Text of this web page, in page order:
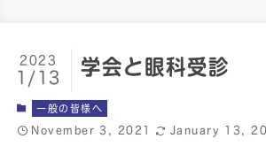
学会と眼科受診
2023
1/13
一般の皆様へ
November 3, 2021 January 13,